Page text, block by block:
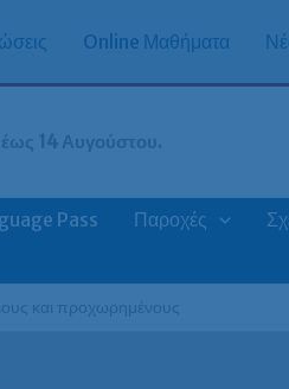
Online Μαθήματα
14 Αυγούστου.
Pass Παροχές
και προχωρημένους